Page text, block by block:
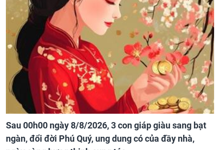
Sau 00h00 ngày 8/8/2026, 3 con giáp giàu sang bạt
ngàn, đổi đời Phú Quý, ung dung có của đầy nhà,